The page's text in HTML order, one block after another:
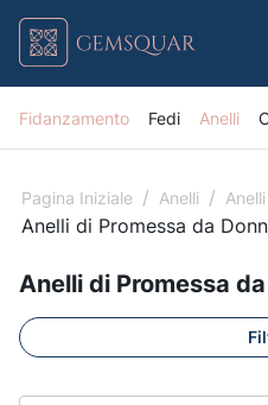
Fidanzamento Fedi Anelli
Pagina Iniziale / Anelli /
Anelli di Promessa da
Anelli di Promessa